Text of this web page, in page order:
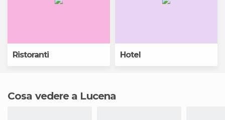
Ristoranti Hotel
Cosa vedere a Lucena